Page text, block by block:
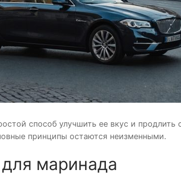
способ улучшить ее вкус и продлить
принципы остаются неизменными.
маринада